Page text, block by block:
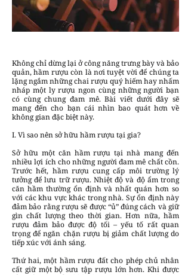
Không chỉ dừng lại ở công năng trưng bày và bảo
quản, hầm rượu còn là nơi tuyệt vời để chúng ta
lặng ngắm những chai rượu quý hiếm hay nhấm
nháp một ly rượu ngon cùng những người bạn
có cùng chung đam mê. Bài viết dưới đây sẽ
mang đến cho bạn cái nhìn bao quát hơn về
không gian đặc biệt này.
I. Vì sao nên sở hữu hầm rượu tại gia?
Sở hữu một căn hầm rượu tại nhà mang đến
nhiều lợi ích cho những người đam mê chất cồn.
Trước hết, hầm rượu cung cấp môi trường lý
tưởng để lưu trữ rượu. Nhiệt độ và độ ẩm trong
căn hầm thường ổn định và nhất quán hơn so
với các khu vực khác trong nhà. Sự ổn định này
đảm bảo rằng rượu sẽ được “ủ” đúng cách và giữ
gìn chất lượng theo thời gian. Hơn nữa, hầm
rượu đảm bảo được độ tối – yếu tố rất quan
trọng để ngăn chặn rượu bị giảm chất lượng do
tiếp xúc với ánh sáng.
Thứ hai, một hầm rượu đất cho phép chủ nhân
cất giữ một bộ sưu tập rượu lớn hơn. Khi được